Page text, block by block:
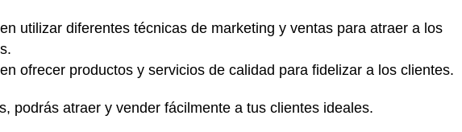
utilizar diferentes técnicas de marketing y ventas para atraer a los
ofrecer productos y servicios de calidad para fidelizar a los clientes.
podrás atraer y vender fácilmente a tus clientes ideales.